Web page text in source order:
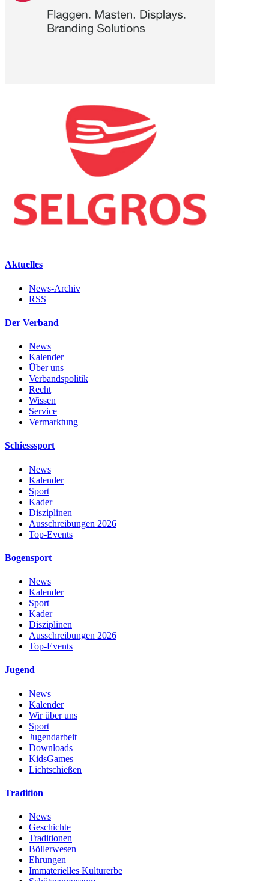
Aktuelles
News-Archiv
RSS
Der Verband
News
Kalender
Über uns
Verbandspolitik
Recht
Wissen
Service
Vermarktung
Schiesssport
News
Kalender
Sport
Kader
Disziplinen
Ausschreibungen 2026
Top-Events
Bogensport
News
Kalender
Sport
Kader
Disziplinen
Ausschreibungen 2026
Top-Events
Jugend
News
Kalender
Wir über uns
Sport
Jugendarbeit
Downloads
KidsGames
Lichtschießen
Tradition
News
Geschichte
Traditionen
Böllerwesen
Ehrungen
Immaterielles Kulturerbe